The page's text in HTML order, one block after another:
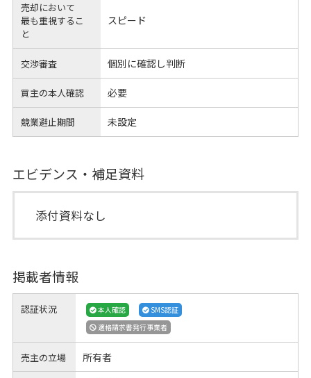
売却において
最も重視するこ
と
スピード
交渉審査 個別に確認し判断
買主の本人確認 必要
競業避止期間 未設定
エビデンス・補足資料
添付資料なし
掲載者情報
認証状況 本人確認
SMS認証
適格請求書発行事業者
売主の立場 所有者